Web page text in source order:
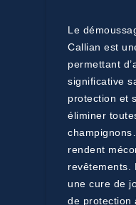
Le
Callian est
permettant
significative
protection et
éliminer
rendent
revêtements.
une cure de
de protection